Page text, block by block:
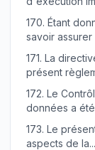
170. Étant
savoir assurer
171. La
présent
172. Le
données a
173. Le
aspects de la...